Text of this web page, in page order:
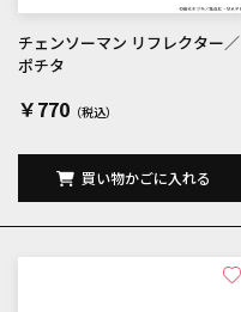
チェンソーマン リフレクター／
ポチタ
￥770
買い物かごに入れる